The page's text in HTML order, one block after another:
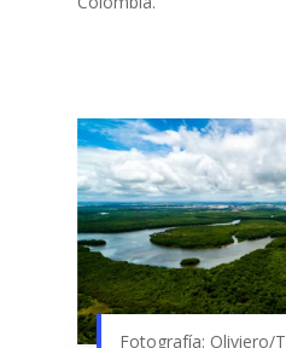
Fotografía: Oliviero/T